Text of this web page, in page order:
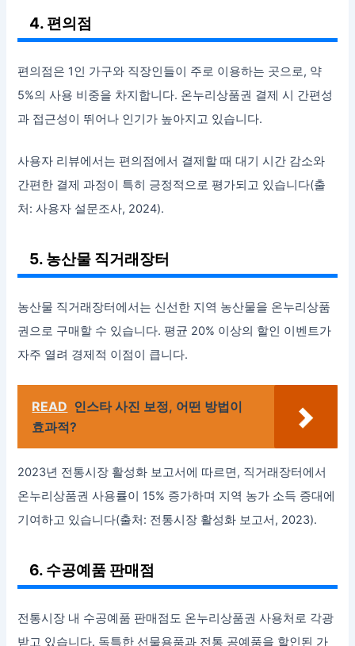
4. 편의점
편의점은 1인 가구와 직장인들이 주로 이용하는 곳으로, 약
5%의 사용 비중을 차지합니다. 온누리상품권 결제 시 간편성
과 접근성이 뛰어나 인기가 높아지고 있습니다.
사용자 리뷰에서는 편의점에서 결제할 때 대기 시간 감소와
간편한 결제 과정이 특히 긍정적으로 평가되고 있습니다(출
처: 사용자 설문조사, 2024).
5. 농산물 직거래장터
농산물 직거래장터에서는 신선한 지역 농산물을 온누리상품
권으로 구매할 수 있습니다. 평균 20% 이상의 할인 이벤트가
자주 열려 경제적 이점이 큽니다.
READ 인스타 사진 보정, 어떤 방법이
효과적?
2023년 전통시장 활성화 보고서에 따르면, 직거래장터에서
온누리상품권 사용률이 15% 증가하며 지역 농가 소득 증대에
기여하고 있습니다(출처: 전통시장 활성화 보고서, 2023).
6. 수공예품 판매점
전통시장 내 수공예품 판매점도 온누리상품권 사용처로 각광
받고 있습니다. 독특한 선물용품과 전통 공예품을 할인된 가